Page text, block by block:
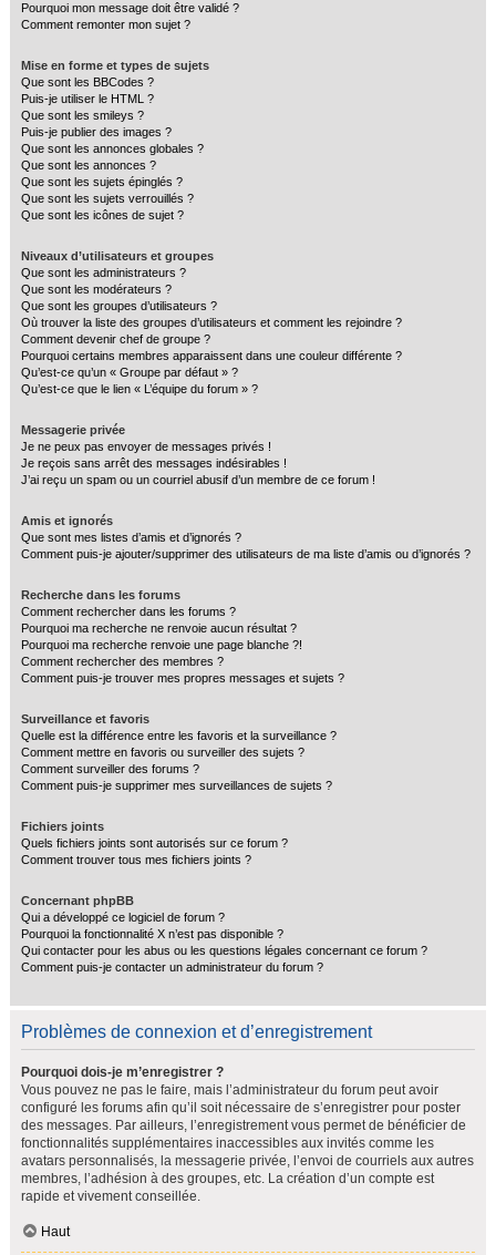
Pourquoi mon message doit être validé ?
Comment remonter mon sujet ?
Mise en forme et types de sujets
Que sont les BBCodes ?
Puis-je utiliser le HTML ?
Que sont les smileys ?
Puis-je publier des images ?
Que sont les annonces globales ?
Que sont les annonces ?
Que sont les sujets épinglés ?
Que sont les sujets verrouillés ?
Que sont les icônes de sujet ?
Niveaux d’utilisateurs et groupes
Que sont les administrateurs ?
Que sont les modérateurs ?
Que sont les groupes d’utilisateurs ?
Où trouver la liste des groupes d’utilisateurs et comment les rejoindre ?
Comment devenir chef de groupe ?
Pourquoi certains membres apparaissent dans une couleur différente ?
Qu’est-ce qu’un « Groupe par défaut » ?
Qu’est-ce que le lien « L’équipe du forum » ?
Messagerie privée
Je ne peux pas envoyer de messages privés !
Je reçois sans arrêt des messages indésirables !
J’ai reçu un spam ou un courriel abusif d’un membre de ce forum !
Amis et ignorés
Que sont mes listes d’amis et d’ignorés ?
Comment puis-je ajouter/supprimer des utilisateurs de ma liste d’amis ou d’ignorés ?
Recherche dans les forums
Comment rechercher dans les forums ?
Pourquoi ma recherche ne renvoie aucun résultat ?
Pourquoi ma recherche renvoie une page blanche ?!
Comment rechercher des membres ?
Comment puis-je trouver mes propres messages et sujets ?
Surveillance et favoris
Quelle est la différence entre les favoris et la surveillance ?
Comment mettre en favoris ou surveiller des sujets ?
Comment surveiller des forums ?
Comment puis-je supprimer mes surveillances de sujets ?
Fichiers joints
Quels fichiers joints sont autorisés sur ce forum ?
Comment trouver tous mes fichiers joints ?
Concernant phpBB
Qui a développé ce logiciel de forum ?
Pourquoi la fonctionnalité X n’est pas disponible ?
Qui contacter pour les abus ou les questions légales concernant ce forum ?
Comment puis-je contacter un administrateur du forum ?
Problèmes de connexion et d’enregistrement
Pourquoi dois-je m’enregistrer ?
Vous pouvez ne pas le faire, mais l’administrateur du forum peut avoir
configuré les forums afin qu’il soit nécessaire de s’enregistrer pour poster
des messages. Par ailleurs, l’enregistrement vous permet de bénéficier de
fonctionnalités supplémentaires inaccessibles aux invités comme les
avatars personnalisés, la messagerie privée, l’envoi de courriels aux autres
membres, l’adhésion à des groupes, etc. La création d’un compte est
rapide et vivement conseillée.
Haut